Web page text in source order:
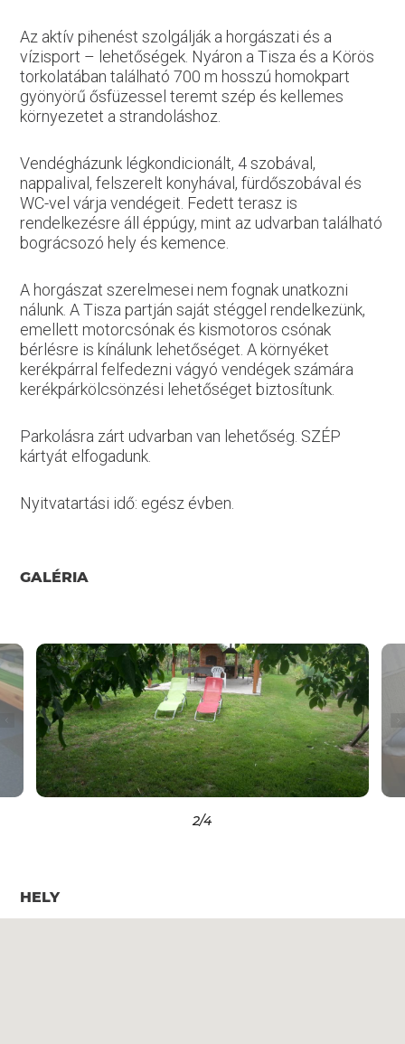
Az aktív pihenést szolgálják a horgászati és a
vízisport – lehetőségek. Nyáron a Tisza és a Körös
torkolatában található 700 m hosszú homokpart
gyönyörű ősfüzessel teremt szép és kellemes
környezetet a strandoláshoz.
Vendégházunk légkondicionált, 4 szobával,
nappalival, felszerelt konyhával, fürdőszobával és
WC-vel várja vendégeit. Fedett terasz is
rendelkezésre áll éppúgy, mint az udvarban található
bográcsozó hely és kemence.
A horgászat szerelmesei nem fognak unatkozni
nálunk. A Tisza partján saját stéggel rendelkezünk,
emellett motorcsónak és kismotoros csónak
bérlésre is kínálunk lehetőséget. A környéket
kerékpárral felfedezni vágyó vendégek számára
kerékpárkölcsönzési lehetőséget biztosítunk.
Parkolásra zárt udvarban van lehetőség. SZÉP
kártyát elfogadunk.
Nyitvatartási idő: egész évben.
GALÉRIA
2/4
HELY